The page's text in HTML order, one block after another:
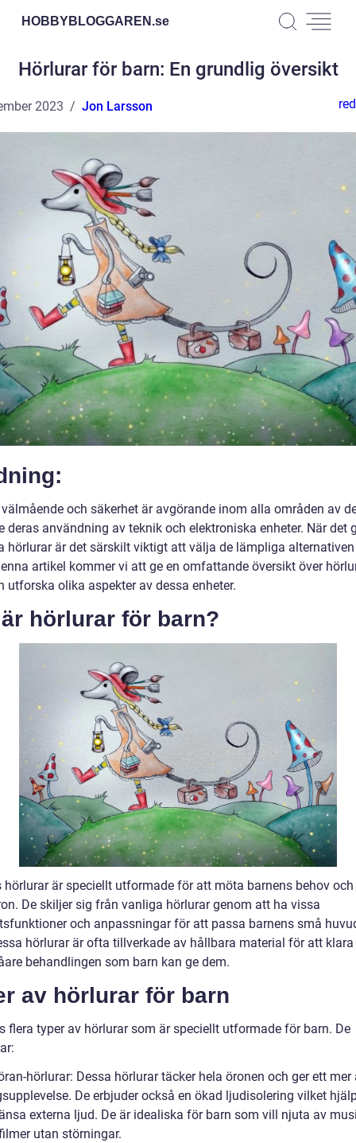
HOBBYBLOGGAREN.se
Hörlurar för barn: En grundlig översikt
2023 Jon Larsson
och säkerhet är avgörande inom alla områden av
deras användning av teknik och elektroniska enheter. När det
hörlurar är det särskilt viktigt att välja de lämpliga
artikel kommer vi att ge en omfattande översikt över
utforska olika aspekter av dessa enheter.
hörlurar för barn?
hörlurar är speciellt utformade för att möta barnens behov
De skiljer sig från vanliga hörlurar genom att ha vissa
och anpassningar för att passa barnens små
hörlurar är ofta tillverkade av hållbara material för att klara
behandlingen som barn kan ge dem.
av hörlurar för barn
flera typer av hörlurar som är speciellt utformade för barn. De
hörlurar: Dessa hörlurar täcker hela öronen och ger ett
De erbjuder också en ökad ljudisolering vilket
externa ljud. De är idealiska för barn som vill njuta av
utan störningar.